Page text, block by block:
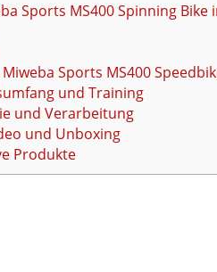
Sports MS400 Spinning Bike
Sports MS400
und Training
und Verarbeitung
und Unboxing
Produkte